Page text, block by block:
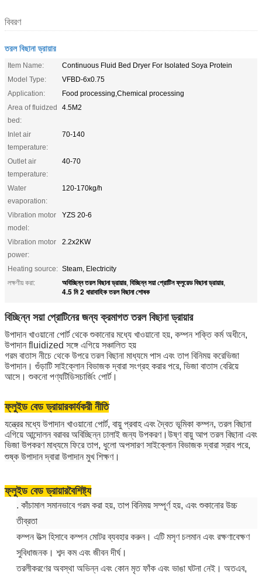
বিবরণ
তরল বিছানা ড্রায়ার
Item Name:
Continuous Fluid Bed Dryer For Isolated Soya Protein
Model Type:
VFBD-6x0.75
Application:
Food processing,Chemical processing
Area of fluidzed
bed:
4.5M2
Inlet air
temperature:
70-140
Outlet air
temperature:
40-70
Water
evaporation:
120-170kg/h
Vibration motor
model:
YZS 20-6
Vibration motor
power:
2.2x2KW
Heating source: Steam, Electricity
লক্ষণীয় করা:
অবিচ্ছিন্ন তরল বিছানা ড্রায়ার, বিচ্ছিন্ন সয়া প্রোটিন ফ্লুয়েড বিছানা ড্রায়ার,
4.5 মি 2 ধারাবাহিক তরল বিছানা শোষক
বিচ্ছিন্ন সয়া প্রোটিনের জন্য ক্রমাগত তরল বিছানা ড্রায়ার
উপাদান খাওয়ানো পোর্ট থেকে শুকানোর মধ্যে খাওয়ানো হয়, কম্পন শক্তি কর্ম অধীনে,
উপাদান fluidized সঙ্গে এগিয়ে সঞ্চালিত হয়
গরম বাতাস নীচে থেকে উপরে তরল বিছানা মাধ্যমে পাস এবং তাপ বিনিময় করেভিজা
উপাদান। গুঁড়াটি সাইক্লোন বিভাজক দ্বারা সংগ্রহ করার পরে, ভিজা বাতাস বেরিয়ে
আসে। শুকনো পণ্যটিডিসচার্জিং পোর্ট।
ফ্লুইড বেড ড্রায়ারকার্যকরী নীতি
যন্ত্রের মধ্যে উপাদান খাওয়ানো পোর্ট, বায়ু প্রবাহ এবং দ্বৈত ভূমিকা কম্পন, তরল বিছানা
এগিয়ে আন্দোলন বরাবর অবিচ্ছিন্ন ঢালাই জন্য উপকরণ।উষ্ণ বায়ু আপ তরল বিছানা এবং
ভিজা উপকরণ মাধ্যমে ফিরে তাপ, ধুলো অপসারণ সাইক্লোন বিভাজক দ্বারা স্রাব পরে,
শুষ্ক উপাদান দ্বারা উপাদান মুখ শিক্ষণ।
ফ্লুইড বেড ড্রায়ারবৈশিষ্ট্য
. কাঁচামাল সমানভাবে গরম করা হয়, তাপ বিনিময় সম্পূর্ণ হয়, এবং শুকানোর উচ্চ
তীব্রতা
কম্পন উত্স হিসাবে কম্পন মোটর ব্যবহার করুন। এটি মসৃণ চলমান এবং রক্ষণাবেক্ষণ
সুবিধাজনক। শব্দ কম এবং জীবন দীর্ঘ।
তরলীকরণের অবস্থা অভিন্ন এবং কোন মৃত ফাঁক এবং ভাঙা ঘটনা নেই। অতএব,